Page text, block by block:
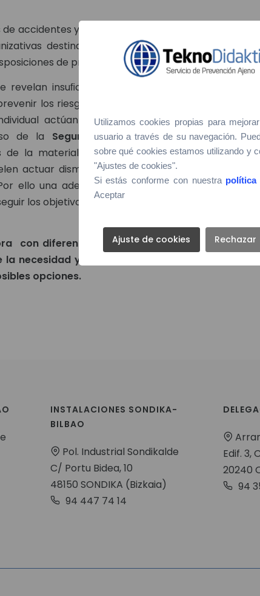
accidentes y de perjuicios para la salud, resulta
destinadas a eliminar los riesgos en su
de protección colectiva.
revelan insuﬁcientes, se impone la utilización de
los riesgos residuales ineludibles. Desde el
actúan disminuyendo alguna de las
de la Seguridad, los EPI actúan
de la materialización del riesgo, mientras que
actuar disminuyendo la concentración de
ello una adecuada elección, utilización y
los objetivos propuestos de reducción de los
con diferentes Empresas especializadas en
la necesidad y tipología de los trabajos a
opciones.
INSTALACIONES SONDIKA-
BILBAO
Pol. Industrial Sondikalde
C/ Portu Bidea, 10
48150 SONDIKA (Bizkaia)
94 447 74 14
Edif. 3,
20240
94
Utilizamos cookies propias para
usuario a través de su navegación.
sobre qué cookies estamos utilizando y
"Ajustes de cookies".
Si estás conforme con nuestra política
Aceptar
Ajuste de cookies Rechazar